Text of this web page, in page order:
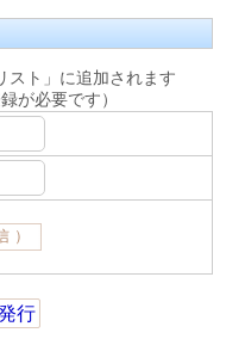
スト」に追加されます
が必要です）
行